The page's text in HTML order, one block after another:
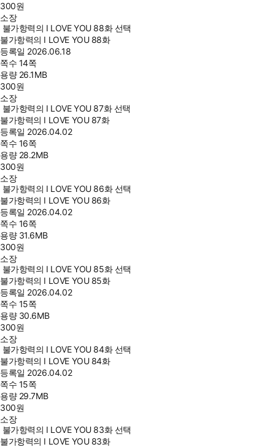
300원
소장
불가항력의 I LOVE YOU 88화 선택
불가항력의 I LOVE YOU 88화
등록일 2026.06.18
쪽수 14쪽
용량 26.1MB
300원
소장
불가항력의 I LOVE YOU 87화 선택
불가항력의 I LOVE YOU 87화
등록일 2026.04.02
쪽수 16쪽
용량 28.2MB
300원
소장
불가항력의 I LOVE YOU 86화 선택
불가항력의 I LOVE YOU 86화
등록일 2026.04.02
쪽수 16쪽
용량 31.6MB
300원
소장
불가항력의 I LOVE YOU 85화 선택
불가항력의 I LOVE YOU 85화
등록일 2026.04.02
쪽수 15쪽
용량 30.6MB
300원
소장
불가항력의 I LOVE YOU 84화 선택
불가항력의 I LOVE YOU 84화
등록일 2026.04.02
쪽수 15쪽
용량 29.7MB
300원
소장
불가항력의 I LOVE YOU 83화 선택
불가항력의 I LOVE YOU 83화